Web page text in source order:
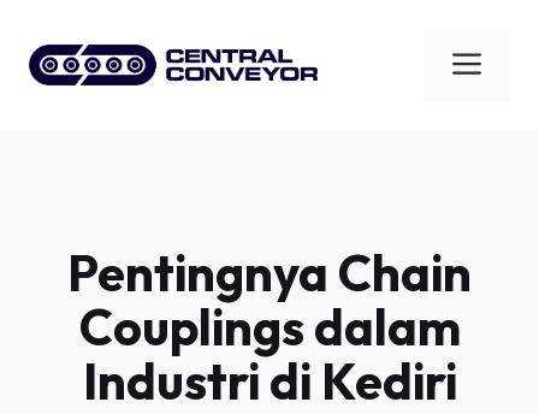
content
Pentingnya Chain
Couplings dalam
Industri di Kediri